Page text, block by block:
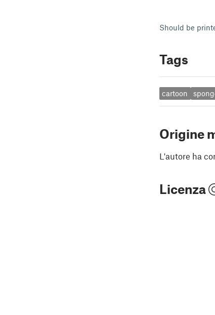
Should be
Tags
cartoon
Origine
L'autore ha
Licenza